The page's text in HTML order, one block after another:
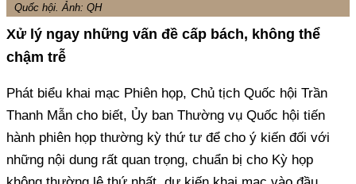
Quốc hội. Ảnh: QH
Xử lý ngay những vấn đề cấp bách, không thể
chậm trễ
Phát biểu khai mạc Phiên họp, Chủ tịch Quốc hội Trần
Thanh Mẫn cho biết, Ủy ban Thường vụ Quốc hội tiến
hành phiên họp thường kỳ thứ tư để cho ý kiến đối với
những nội dung rất quan trọng, chuẩn bị cho Kỳ họp